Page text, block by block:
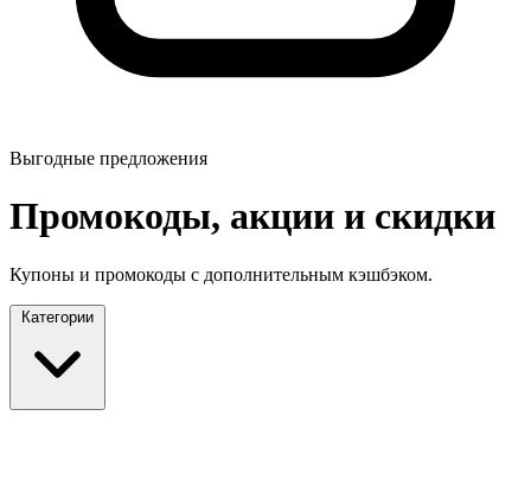
Выгодные предложения
Промокоды, акции и скидки
Купоны и промокоды с дополнительным кэшбэком.
Категории